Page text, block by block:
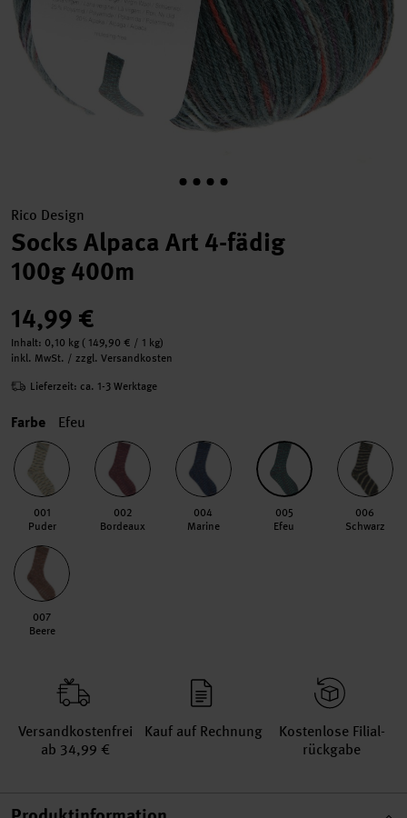
Rico Design
Socks Alpaca Art 4-fädig
100g 400m
14,99 €
Inhalt: 0,10 kg ( 149,90 € / 1 kg)
inkl. MwSt. / zzgl. Versandkosten
Lieferzeit: ca. 1-3 Werktage
Farbe Efeu
001
Puder
002
Bordeaux
004
Marine
005
Efeu
006
Schwarz
007
Beere
Versand­kosten­frei
ab 34,99 €
Kauf auf Rechnung
Kosten­lose Filial­
rückgabe